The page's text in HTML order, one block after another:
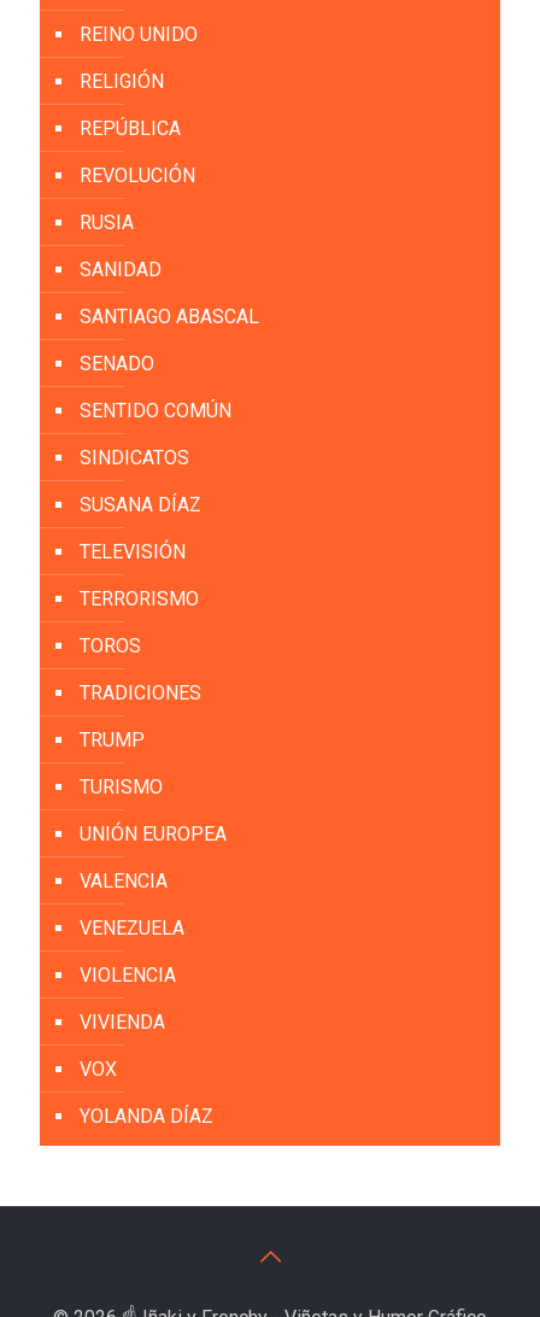
REINO UNIDO
RELIGIÓN
REPÚBLICA
REVOLUCIÓN
RUSIA
SANIDAD
SANTIAGO ABASCAL
SENADO
SENTIDO COMÚN
SINDICATOS
SUSANA DÍAZ
TELEVISIÓN
TERRORISMO
TOROS
TRADICIONES
TRUMP
TURISMO
UNIÓN EUROPEA
VALENCIA
VENEZUELA
VIOLENCIA
VIVIENDA
VOX
YOLANDA DÍAZ